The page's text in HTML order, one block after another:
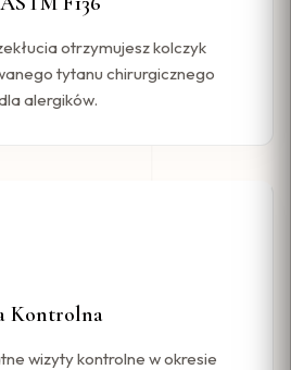
otrzymujesz kolczyk
tytanu chirurgicznego
alergików.
Kontrolna
wizyty kontrolne w okresie